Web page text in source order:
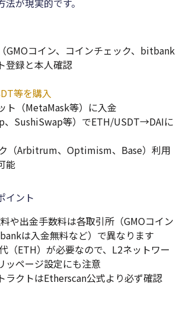
が現実的です。
GMOコイン、コインチェック、bitbank
登録と本人確認
等を購入
ト（MetaMask等）に入金
、SushiSwap等）でETH/USDT→DAIに
（Arbitrum、Optimism、Base）利用
能
イント
や出金手数料は各取引所（GMOコイン
は入金無料など）で異なります
（ETH）が必要なので、L2ネットワー
ッページ設定にも注意
ラクトはEtherscan公式より必ず確認